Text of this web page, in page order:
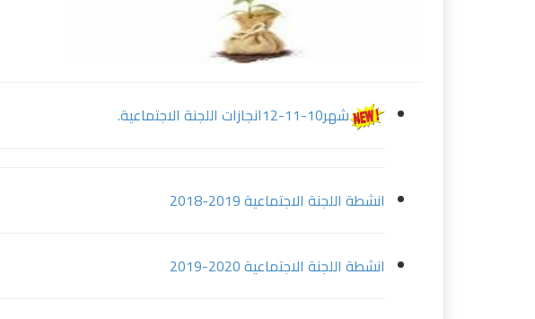
شهر10-11-12انجازات اللجنة الاجتماعية.
انشطة اللجنة الاجتماعية 2019-2018
انشطة اللجنة الاجتماعية 2020-2019